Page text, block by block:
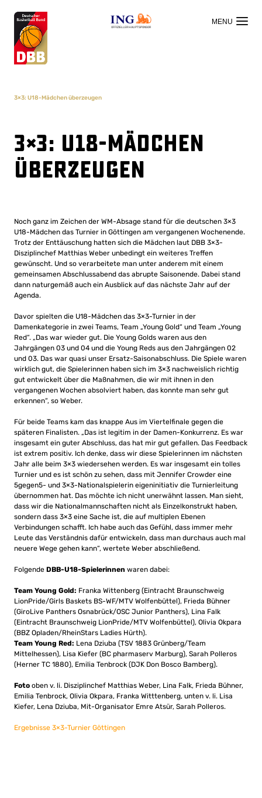
OFFIZIELLER HAUPTSPONSOR
3×3: U18-Mädchen überzeugen
3×3: U18-Mädchen
überzeugen
Noch ganz im Zeichen der WM-Absage stand für die deutschen 3×3
U18-Mädchen das Turnier in Göttingen am vergangenen Wochenende.
Trotz der Enttäuschung hatten sich die Mädchen laut DBB 3×3-
Disziplinchef Matthias Weber unbedingt ein weiteres Treffen
gewünscht. Und so verarbeitete man unter anderem mit einem
gemeinsamen Abschlussabend das abrupte Saisonende. Dabei stand
dann naturgemäß auch ein Ausblick auf das nächste Jahr auf der
Agenda.
Davor spielten die U18-Mädchen das 3×3-Turnier in der
Damenkategorie in zwei Teams, Team „Young Gold“ und Team „Young
Red“. „Das war wieder gut. Die Young Golds waren aus den
Jahrgängen 03 und 04 und die Young Reds aus den Jahrgängen 02
und 03. Das war quasi unser Ersatz-Saisonabschluss. Die Spiele waren
wirklich gut, die Spielerinnen haben sich im 3×3 nachweislich richtig
gut entwickelt über die Maßnahmen, die wir mit ihnen in den
vergangenen Wochen absolviert haben, das konnte man sehr gut
erkennen“, so Weber.
Für beide Teams kam das knappe Aus im Viertelfinale gegen die
späteren Finalisten. „Das ist legitim in der Damen-Konkurrenz. Es war
insgesamt ein guter Abschluss, das hat mir gut gefallen. Das Feedback
ist extrem positiv. Ich denke, dass wir diese Spielerinnen im nächsten
Jahr alle beim 3×3 wiedersehen werden. Es war insgesamt ein tolles
Turnier und es ist schön zu sehen, dass mit Jennifer Crowder eine
5gegen5- und 3×3-Nationalspielerin eigeninitiativ die Turnierleitung
übernommen hat. Das möchte ich nicht unerwähnt lassen. Man sieht,
dass wir die Nationalmannschaften nicht als Einzelkonstrukt haben,
sondern dass 3×3 eine Sache ist, die auf multiplen Ebenen
Verbindungen schafft. Ich habe auch das Gefühl, dass immer mehr
Leute das Verständnis dafür entwickeln, dass man durchaus auch mal
neuere Wege gehen kann“, wertete Weber abschließend.
Folgende DBB-U18-Spielerinnen waren dabei:
Team Young Gold: Franka Wittenberg (Eintracht Braunschweig
LionPride/Girls Baskets BS-WF/MTV Wolfenbüttel), Frieda Bühner
(GiroLive Panthers Osnabrück/OSC Junior Panthers), Lina Falk
(Eintracht Braunschweig LionPride/MTV Wolfenbüttel), Olivia Okpara
(BBZ Opladen/RheinStars Ladies Hürth).
Team Young Red: Lena Dziuba (TSV 1883 Grünberg/Team
Mittelhessen), Lisa Kiefer (BC pharmaserv Marburg), Sarah Polleros
(Herner TC 1880), Emilia Tenbrock (DJK Don Bosco Bamberg).
Foto oben v. li. Disziplinchef Matthias Weber, Lina Falk, Frieda Bühner,
Emilia Tenbrock, Olivia Okpara, Franka Witttenberg, unten v. li. Lisa
Kiefer, Lena Dziuba, Mit-Organisator Emre Atsür, Sarah Polleros.
Ergebnisse 3×3-Turnier Göttingen